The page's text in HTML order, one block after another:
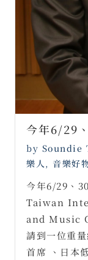
今年6/29
by Soundie
樂人 , 音樂好
今年6/29、
Taiwan
and Music
請到一位重
首席 、日本